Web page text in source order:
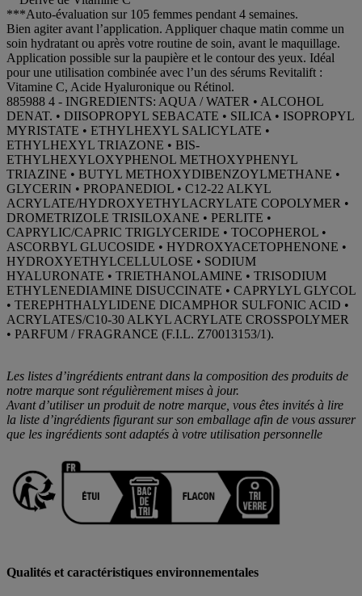
***Auto-évaluation sur 105 femmes pendant 4 semaines.
Bien agiter avant l’application. Appliquer chaque matin comme un
soin hydratant ou après votre routine de soin, avant le maquillage.
Application possible sur la paupière et le contour des yeux. Idéal
pour une utilisation combinée avec l’un des sérums Revitalift :
Vitamine C, Acide Hyaluronique ou Rétinol.
885988 4 - INGREDIENTS: AQUA / WATER • ALCOHOL
DENAT. • DIISOPROPYL SEBACATE • SILICA • ISOPROPYL
MYRISTATE • ETHYLHEXYL SALICYLATE •
ETHYLHEXYL TRIAZONE • BIS-
ETHYLHEXYLOXYPHENOL METHOXYPHENYL
TRIAZINE • BUTYL METHOXYDIBENZOYLMETHANE •
GLYCERIN • PROPANEDIOL • C12-22 ALKYL
ACRYLATE/HYDROXYETHYLACRYLATE COPOLYMER •
DROMETRIZOLE TRISILOXANE • PERLITE •
CAPRYLIC/CAPRIC TRIGLYCERIDE • TOCOPHEROL •
ASCORBYL GLUCOSIDE • HYDROXYACETOPHENONE •
HYDROXYETHYLCELLULOSE • SODIUM
HYALURONATE • TRIETHANOLAMINE • TRISODIUM
ETHYLENEDIAMINE DISUCCINATE • CAPRYLYL GLYCOL
• TEREPHTHALYLIDENE DICAMPHOR SULFONIC ACID •
ACRYLATES/C10-30 ALKYL ACRYLATE CROSSPOLYMER
• PARFUM / FRAGRANCE (F.I.L. Z70013153/1).
Les listes d’ingrédients entrant dans la composition des produits de
notre marque sont régulièrement mises à jour.
Avant d’utiliser un produit de notre marque, vous êtes invités à lire
la liste d’ingrédients figurant sur son emballage afin de vous assurer
que les ingrédients sont adaptés à votre utilisation personnelle
Qualités et caractéristiques environnementales